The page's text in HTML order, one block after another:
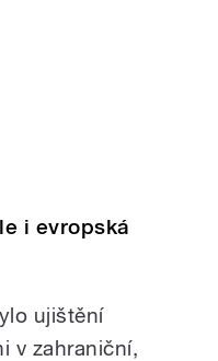
i evropská
ujištění
v zahraniční,